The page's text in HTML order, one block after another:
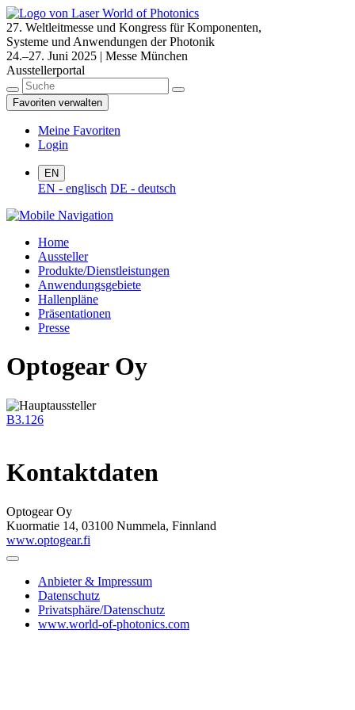
27. Weltleitmesse und Kongress für Komponenten,
Systeme und Anwendungen der Photonik
24.–27. Juni 2025 | Messe München
Ausstellerportal
Favoriten verwalten
Meine Favoriten
Login
EN
EN - englisch DE - deutsch
Home
Aussteller
Produkte/Dienstleistungen
Anwendungsgebiete
Hallenpläne
Präsentationen
Presse
Optogear Oy
B3.126
Kontaktdaten
Optogear Oy
Kuormatie 14, 03100 Nummela, Finnland
www.optogear.fi
Anbieter & Impressum
Datenschutz
Privatsphäre/Datenschutz
www.world-of-photonics.com